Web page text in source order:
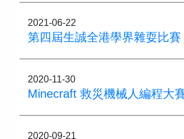
2021-06-22
第四屆生誠全港學界雜耍比賽
2020-11-30
2020-09-21